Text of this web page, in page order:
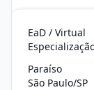
EaD / Virtual
Paraíso
São Paulo/SP